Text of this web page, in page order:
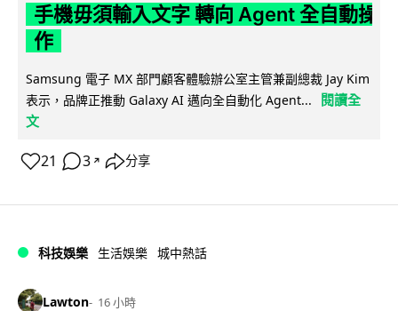
手機毋須輸入文字 轉向 Agent 全自動操
作
Samsung 電子 MX 部門顧客體驗辦公室主管兼副總裁 Jay Kim
表示，品牌正推動 Galaxy AI 邁向全自動化 Agent...
閱讀全
文
21 3 ↗ 分享
科技娛樂 生活娛樂 城中熱話
Lawton 16 小時